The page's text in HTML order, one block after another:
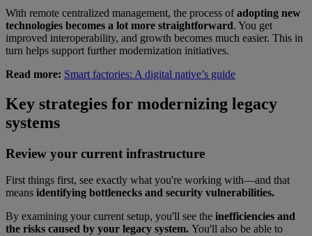
With remote centralized management, the process ofadopting new
technologies becomes a lot more straightforward. You get
improved interoperability, and growth becomes much easier. This in
turn helps support further modernization initiatives.
Read more: Smart factories: A digital native’s guide
Key strategies for modernizing legacy
systems
Review your current infrastructure
First things first, see exactly what you're working with—and that
means identifying bottlenecks and security vulnerabilities.
By examining your current setup, you'll see the inefficiencies and
the risks caused by your legacy system. You'll also be able to